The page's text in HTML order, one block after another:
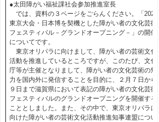
●太田障がい福祉課社会参加推進室長
では、資料の３ページをごらんください。「2020
東京大会・日本博を契機とした障がい者の文化芸術
フェスティバル－グランドオープニング－」の開催
についてです。
東京オリパラに向けまして、障がい者の芸術文化
活動を推進しているところですが、このたび、文化
庁等が主催となりまして、障がい者の文化芸術の魅
力を国内外に発信することを目的に、２月７日から
９日まで滋賀県において表記の障がい者の文化芸術
フェスティバルのグランドオープニングを開催する
こととしました。また、その中で、東京オリパラに
向けた障がい者の芸術文化活動推進知事連盟につい